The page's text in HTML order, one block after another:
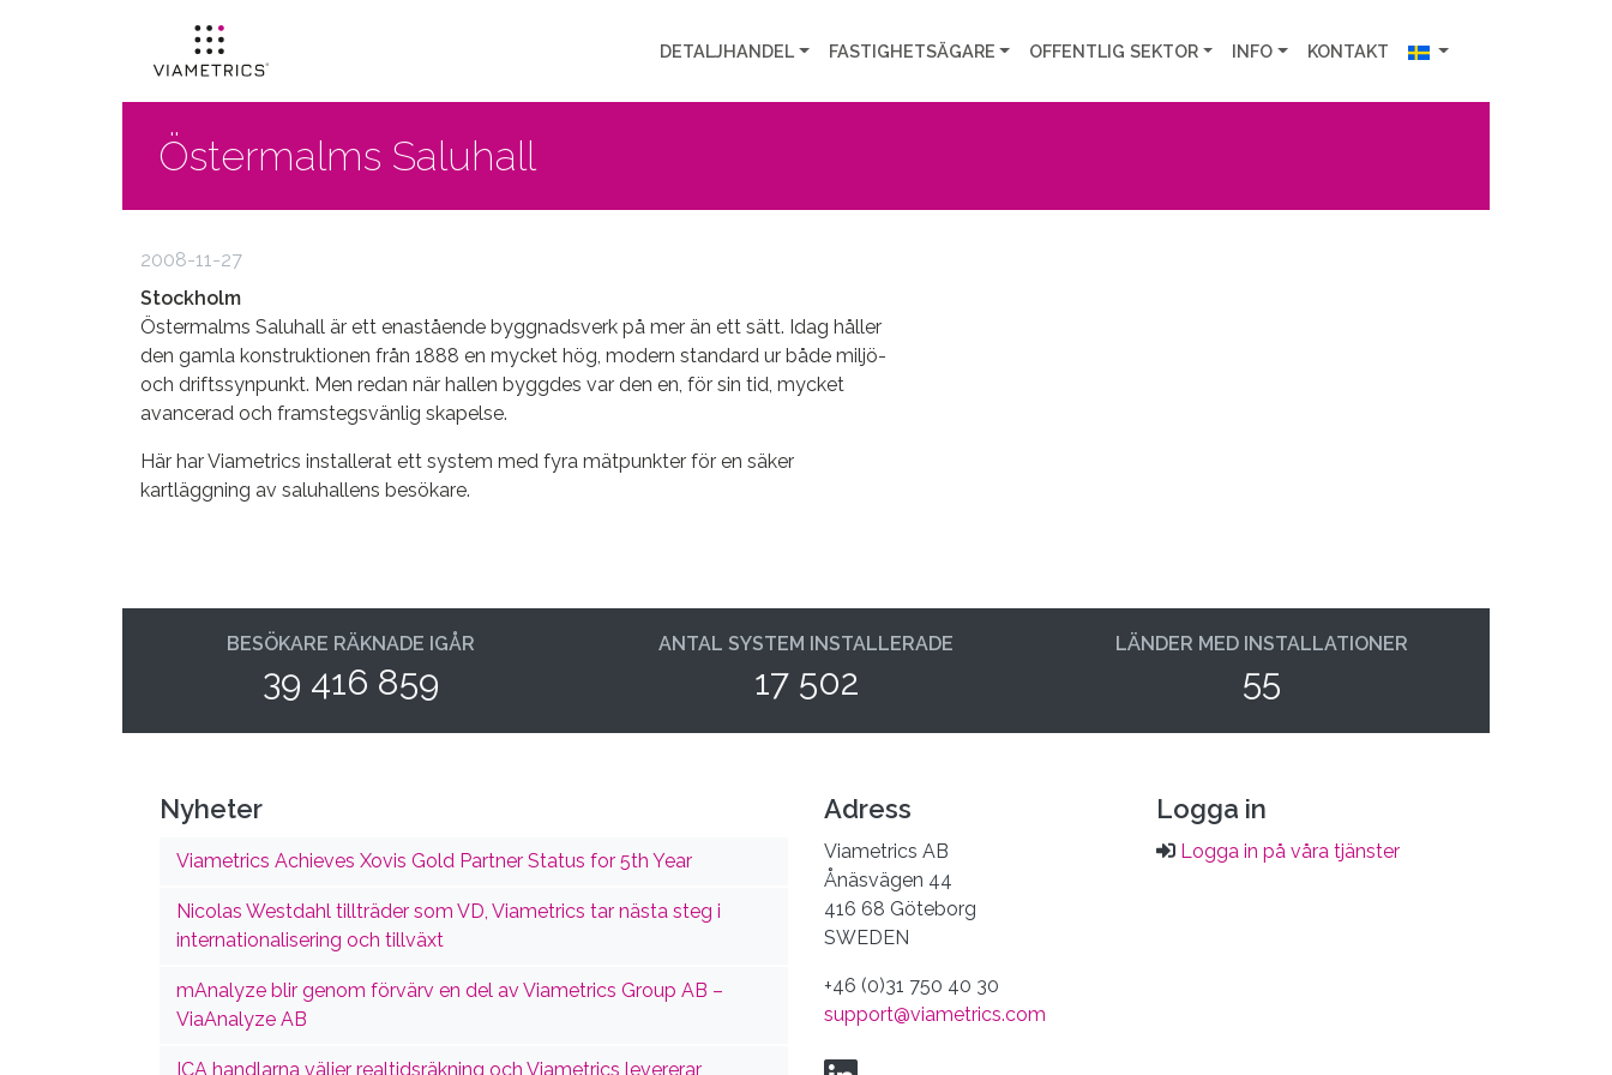
DETALJHANDEL FASTIGHETSÄGARE OFFENTLIG SEKTOR INFO KONTAKT
Östermalms Saluhall
2008-11-27
Stockholm
Östermalms Saluhall är ett enastående byggnadsverk på mer än ett sätt. Idag håller
den gamla konstruktionen från 1888 en mycket hög, modern standard ur både miljö-
och driftssynpunkt. Men redan när hallen byggdes var den en, för sin tid, mycket
avancerad och framstegsvänlig skapelse.
Här har Viametrics installerat ett system med fyra mätpunkter för en säker
kartläggning av saluhallens besökare.
BESÖKARE RÄKNADE IGÅR
39 416 859
ANTAL SYSTEM INSTALLERADE
17 502
LÄNDER MED INSTALLATIONER
55
Nyheter
Viametrics Achieves Xovis Gold Partner Status for 5th Year
Nicolas Westdahl tillträder som VD, Viametrics tar nästa steg i
internationalisering och tillväxt
mAnalyze blir genom förvärv en del av Viametrics Group AB –
ViaAnalyze AB
ICA handlarna väljer realtidsräkning och Viametrics levererar
Adress
Viametrics AB
Ånäsvägen 44
416 68 Göteborg
SWEDEN
+46 (0)31 750 40 30
support@viametrics.com
Logga in
Logga in på våra tjänster